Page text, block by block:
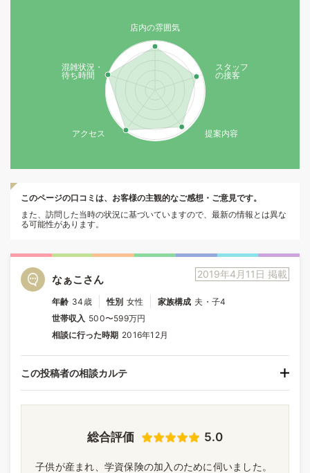
店内の雰囲気
スタッフ
の接客
提案内容
アクセス
混雑状況・
待ち時間
このページの口コミは、お客様の主観的なご感想・ご意見です。
また、訪問した当時の状況に基づいていますので、最新の情報とは異な
る可能性があります。
2019年4月11日 掲載
なぁこさん
年齢 34歳 性別 女性 家族構成 夫・子4
世帯収入 500〜599万円
相談に行った時期 2016年12月
この投稿者の相談カルテ
総合評価 5.0
子供が産まれ、学資保険の加入のために伺いました。